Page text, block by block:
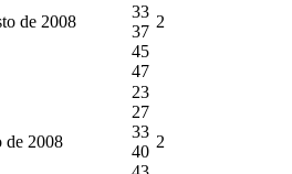
de 2008
33
37
45
47
2
de 2008
23
27
33
40
2